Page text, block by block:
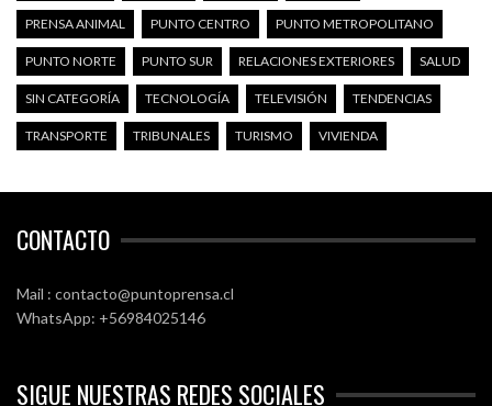
PRENSA ANIMAL PUNTO CENTRO PUNTO METROPOLITANO
PUNTO NORTE PUNTO SUR RELACIONES EXTERIORES SALUD
SIN CATEGORÍA TECNOLOGÍA TELEVISIÓN TENDENCIAS
TRANSPORTE TRIBUNALES TURISMO VIVIENDA
CONTACTO
Mail : contacto@puntoprensa.cl
WhatsApp: +56984025146
SIGUE NUESTRAS REDES SOCIALES